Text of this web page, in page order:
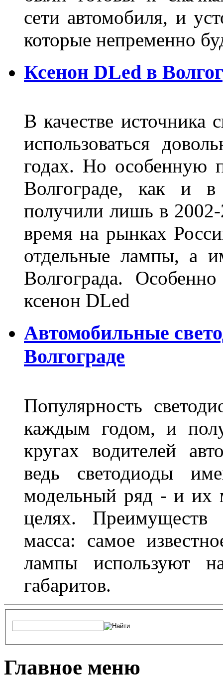
сети автомобиля, и
которые непременно
Ксенон DLed в
В качестве источника
использоваться
годах. Но особенную
Волгограде, как и
получили лишь в
время на рынках
отдельные лампы, а
Волгограда.
ксенон DLed
Автомобильные
Волгограде
Популярность
каждым годом, и
кругах водителей
ведь светодиоды
модельный ряд - и их
целях.
масса: самое
лампы используют
габаритов.
Главное меню